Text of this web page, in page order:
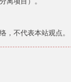
，不代表本站观点。